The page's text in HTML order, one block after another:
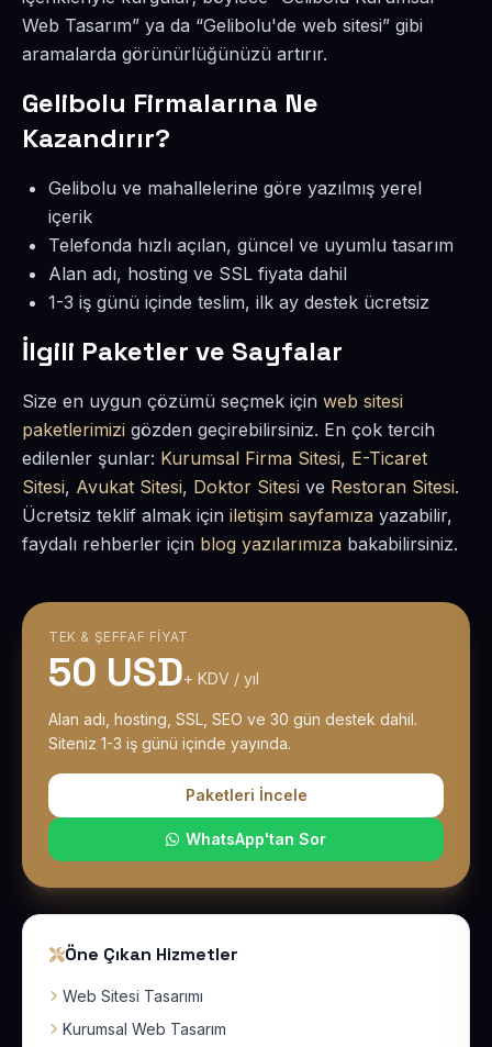
Web Tasarım” ya da “Gelibolu'de web sitesi” gibi
aramalarda görünürlüğünüzü artırır.
Gelibolu Firmalarına Ne
Kazandırır?
Gelibolu ve mahallelerine göre yazılmış yerel
içerik
Telefonda hızlı açılan, güncel ve uyumlu tasarım
Alan adı, hosting ve SSL fiyata dahil
1-3 iş günü içinde teslim, ilk ay destek ücretsiz
İlgili Paketler ve Sayfalar
Size en uygun çözümü seçmek için web sitesi
paketlerimizi gözden geçirebilirsiniz. En çok tercih
edilenler şunlar: Kurumsal Firma Sitesi, E-Ticaret
Sitesi, Avukat Sitesi, Doktor Sitesi ve Restoran Sitesi.
Ücretsiz teklif almak için iletişim sayfamıza yazabilir,
faydalı rehberler için blog yazılarımıza bakabilirsiniz.
TEK & ŞEFFAF FIYAT
50 USD+ KDV / yıl
Alan adı, hosting, SSL, SEO ve 30 gün destek dahil.
Siteniz 1-3 iş günü içinde yayında.
Paketleri İncele
WhatsApp'tan Sor
Öne Çıkan Hizmetler
Web Sitesi Tasarımı
Kurumsal Web Tasarım